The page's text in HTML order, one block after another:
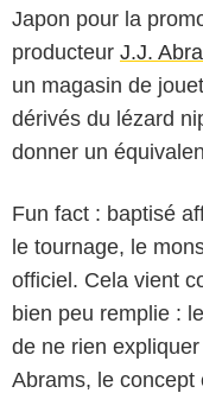
Japon pour la
producteur J.J.
un magasin de
dérivés du lézard
donner un
Fun fact : baptisé
le tournage, le
officiel. Cela vient
bien peu remplie :
de ne rien
Abrams, le concept